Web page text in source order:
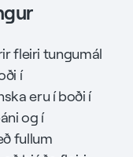
fleiri tungumál
í
eru í boði í
og í
fullum